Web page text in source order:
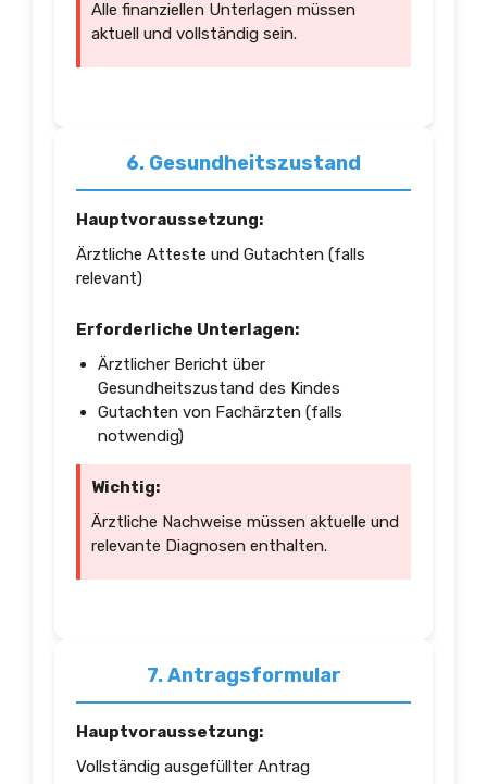
Alle finanziellen Unterlagen müssen
aktuell und vollständig sein.
6. Gesundheitszustand
Hauptvoraussetzung:
Ärztliche Atteste und Gutachten (falls
relevant)
Erforderliche Unterlagen:
Ärztlicher Bericht über
Gesundheitszustand des Kindes
Gutachten von Fachärzten (falls
notwendig)
Wichtig:
Ärztliche Nachweise müssen aktuelle und
relevante Diagnosen enthalten.
7. Antragsformular
Hauptvoraussetzung:
Vollständig ausgefüllter Antrag